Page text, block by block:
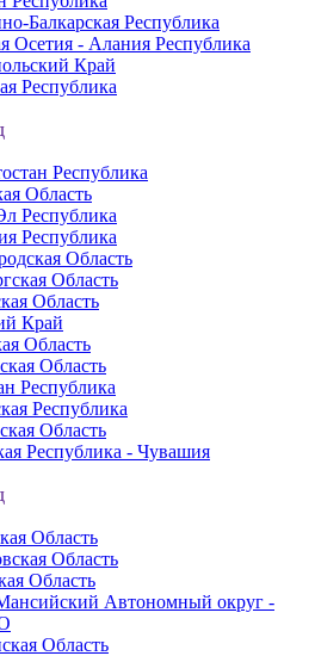
Балкарская Республика
Осетия - Алания Республика
Край
Республика
Республика
Область
Республика
Республика
Область
Область
Область
Край
Область
Область
Республика
Республика
Область
Республика - Чувашия
Область
Область
Область
Автономный округ -
Область